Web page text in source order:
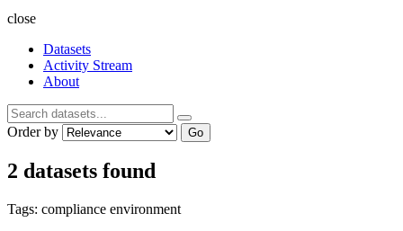
close
Datasets
Activity Stream
About
Order by Go
2 datasets found
Tags: compliance environment